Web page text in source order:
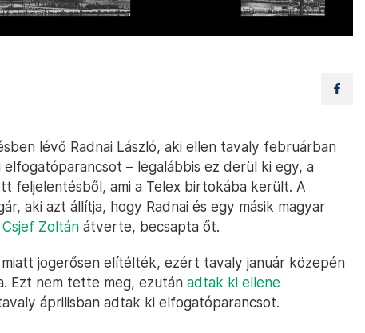
lévő Radnai László, aki ellen tavaly februárban
– legalábbis ez derül ki egy, a
feljelentésből, ami a Telex birtokába került. A
aki azt állítja, hogy Radnai és egy másik magyar
Zoltán átverte, becsapta őt.
jogerősen elítélték, ezért tavaly január közepén
Ezt nem tette meg, ezután adtak ki ellene
áprilisban adtak ki elfogatóparancsot.